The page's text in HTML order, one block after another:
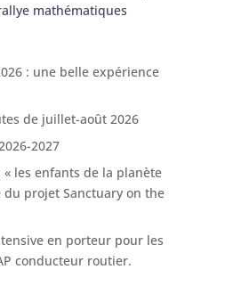
mathématiques
: une belle expérience
de juillet-août 2026
2027
les enfants de la planète
du projet Sanctuary on the
en porteur pour les
conducteur routier.